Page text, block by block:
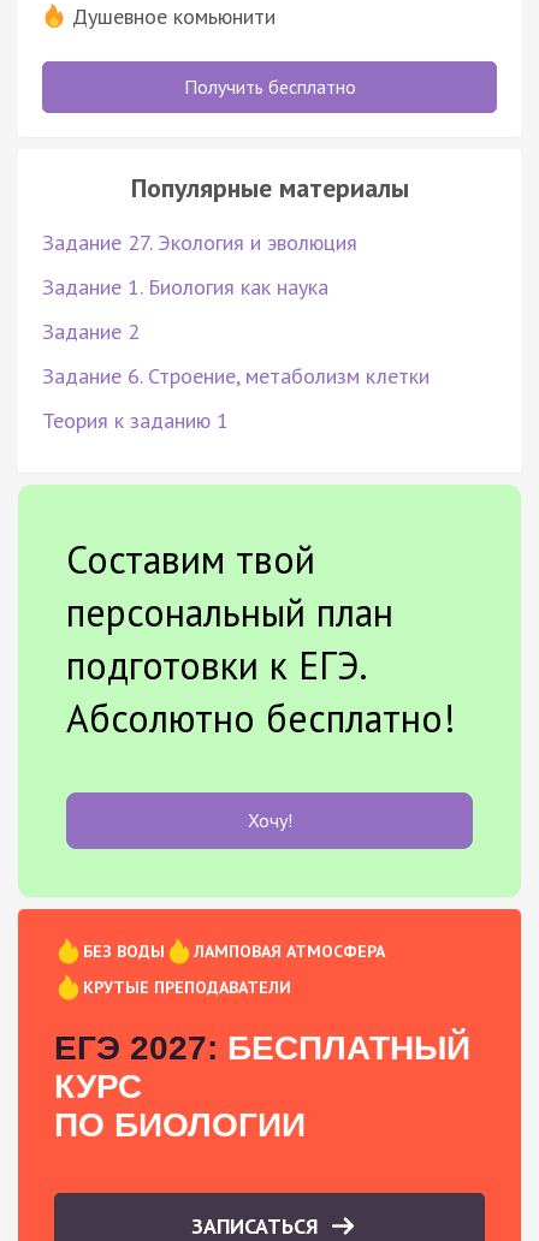
Душевное комьюнити
Получить бесплатно
Популярные материалы
Задание 27. Экология и эволюция
Задание 1. Биология как наука
Задание 2
Задание 6. Строение, метаболизм клетки
Теория к заданию 1
Составим твой
персональный план
подготовки к ЕГЭ.
Абсолютно бесплатно!
Хочу!
БЕЗ ВОДЫ
ЛАМПОВАЯ АТМОСФЕРА
КРУТЫЕ ПРЕПОДАВАТЕЛИ
ЕГЭ 2027: БЕСПЛАТНЫЙ
КУРС
ПО БИОЛОГИИ
ЗАПИСАТЬСЯ